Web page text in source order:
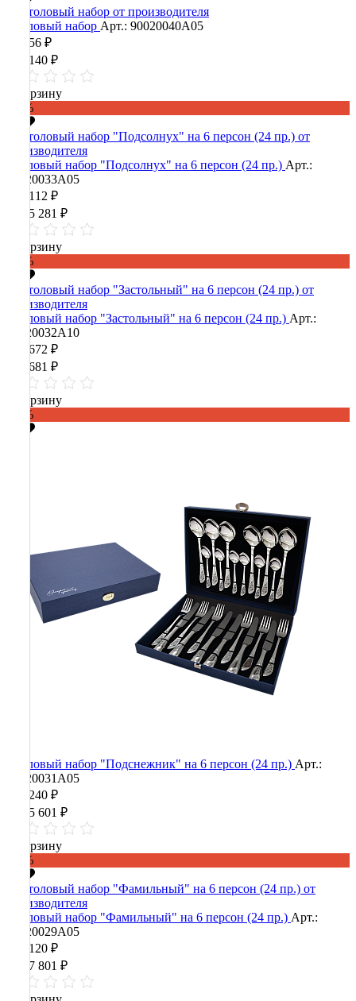
Столовый набор Арт.: 90020040А05
42 856 ₽
107 140 ₽
В корзину
-60%
Столовый набор "Подсолнух" на 6 персон (24 пр.) Арт.:
90020033А05
422 112 ₽
1 055 281 ₽
В корзину
-60%
Столовый набор "Застольный" на 6 персон (24 пр.) Арт.:
90020032А10
396 672 ₽
991 681 ₽
В корзину
-60%
Столовый набор "Подснежник" на 6 персон (24 пр.) Арт.:
90020031А05
426 240 ₽
1 065 601 ₽
В корзину
-60%
Столовый набор "Фамильный" на 6 персон (24 пр.) Арт.:
90020029А05
435 120 ₽
1 087 801 ₽